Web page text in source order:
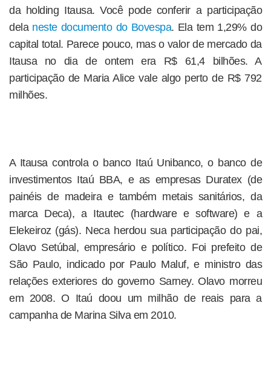
da holding Itausa. Você pode conferir a participação
dela neste documento do Bovespa. Ela tem 1,29% do
capital total. Parece pouco, mas o valor de mercado da
Itausa no dia de ontem era R$ 61,4 bilhões. A
participação de Maria Alice vale algo perto de R$ 792
milhões.
A Itausa controla o banco Itaú Unibanco, o banco de
investimentos Itaú BBA, e as empresas Duratex (de
painéis de madeira e também metais sanitários, da
marca Deca), a Itautec (hardware e software) e a
Elekeiroz (gás). Neca herdou sua participação do pai,
Olavo Setúbal, empresário e político. Foi prefeito de
São Paulo, indicado por Paulo Maluf, e ministro das
relações exteriores do governo Sarney. Olavo morreu
em 2008. O Itaú doou um milhão de reais para a
campanha de Marina Silva em 2010.